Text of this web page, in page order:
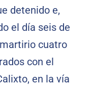
detenido e,
el día seis de
cuatro
con el
en la vía